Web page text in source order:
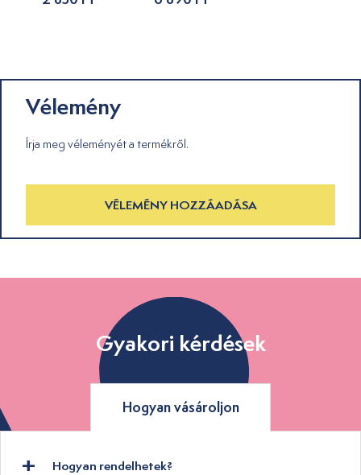
Vélemény
Írja meg véleményét a termékről.
VÉLEMÉNY HOZZÁADÁSA
Gyakori kérdések
Hogyan vásároljon
Hogyan rendelhetek?